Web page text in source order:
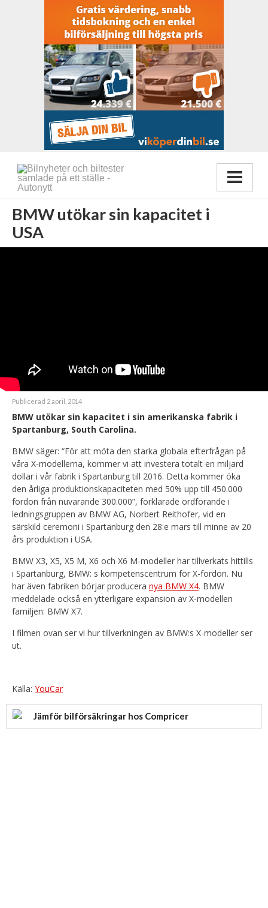
BMW utökar sin kapacitet i
USA
Publicerad 2 april, 2014
BMW utökar sin kapacitet i sin amerikanska fabrik i
Spartanburg, South Carolina.
BMW säger: “För att möta den starka globala efterfrågan på
våra X-modellerna, kommer vi att investera totalt en miljard
dollar i vår fabrik i Spartanburg till 2016. Detta kommer öka
den årliga produktionskapaciteten med 50% upp till 450.000
fordon från nuvarande 300.000”, förklarade ordförande i
ledningsgruppen av BMW AG, Norbert Reithofer, vid en
särskild ceremoni i Spartanburg den 28:e mars till minne av 20
års produktion i USA.
BMW X3, X5, X5 M, X6 och X6 M-modeller har tillverkats hittills
i Spartanburg, BMW: s kompetenscentrum för X-fordon. Nu
har även fabriken börjar producera nya BMW X4. BMW
meddelade också en ytterligare expansion av X-modellen
familjen: BMW X7.
I filmen ovan ser vi hur tillverkningen av BMW:s X-modeller ser
ut.
Källa: YouCar
Jämför bilförsäkringar hos Compricer